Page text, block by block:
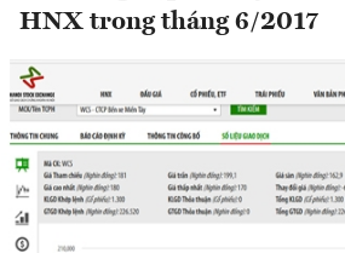
HNX trong tháng 6/2017